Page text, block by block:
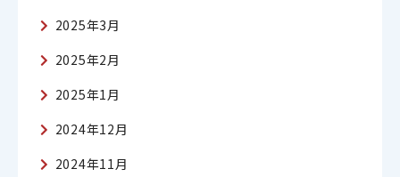
2025年3月
2025年2月
2025年1月
2024年12月
2024年11月